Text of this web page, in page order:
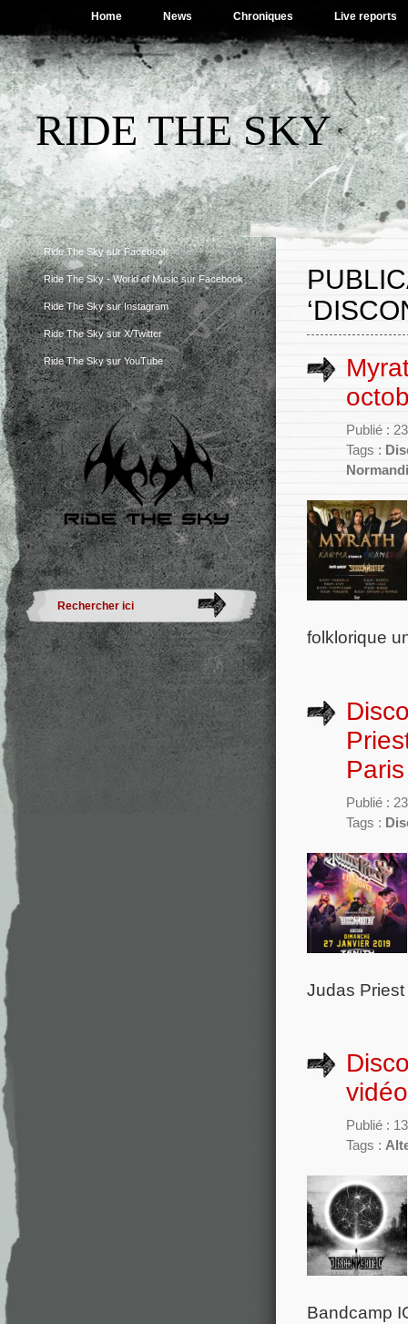
Home News Chroniques Live reports
RIDE THE SKY
Ride The Sky sur Facebook
Ride The Sky - World of Music sur Facebook
Ride The Sky sur Instagram
Ride The Sky sur X/Twitter
Ride The Sky sur YouTube
Publié :
Tags :
folklorique
Paris
Publié :
Tags :
Judas
Publié :
Tags :
Bandcamp